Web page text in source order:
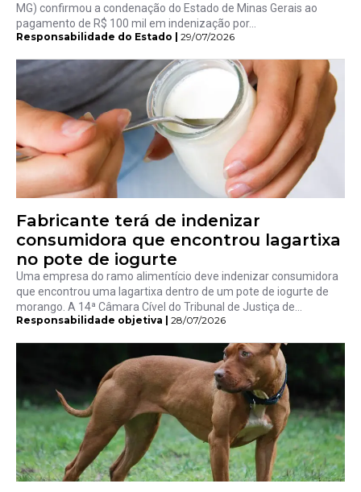
MG) confirmou a condenação do Estado de Minas Gerais ao
pagamento de R$ 100 mil em indenização por...
Responsabilidade do Estado | 29/07/2026
Fabricante terá de indenizar
consumidora que encontrou lagartixa
no pote de iogurte
Uma empresa do ramo alimentício deve indenizar consumidora
que encontrou uma lagartixa dentro de um pote de iogurte de
morango. A 14ª Câmara Cível do Tribunal de Justiça de...
Responsabilidade objetiva | 28/07/2026